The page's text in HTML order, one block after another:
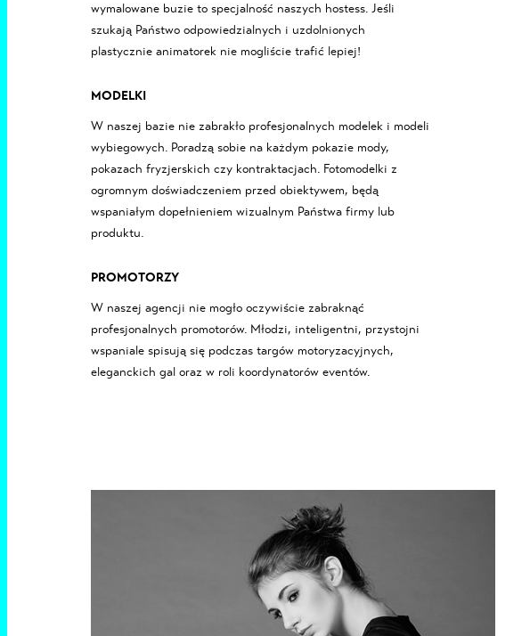
wymalowane buzie to specjalność naszych hostess. Jeśli
szukają Państwo odpowiedzialnych i uzdolnionych
plastycznie animatorek nie mogliście trafić lepiej!
MODELKI
W naszej bazie nie zabrakło profesjonalnych modelek i modeli
wybiegowych. Poradzą sobie na każdym pokazie mody,
pokazach fryzjerskich czy kontraktacjach. Fotomodelki z
ogromnym doświadczeniem przed obiektywem, będą
wspaniałym dopełnieniem wizualnym Państwa firmy lub
produktu.
PROMOTORZY
W naszej agencji nie mogło oczywiście zabraknąć
profesjonalnych promotorów. Młodzi, inteligentni, przystojni
wspaniale spisują się podczas targów motoryzacyjnych,
eleganckich gal oraz w roli koordynatorów eventów.